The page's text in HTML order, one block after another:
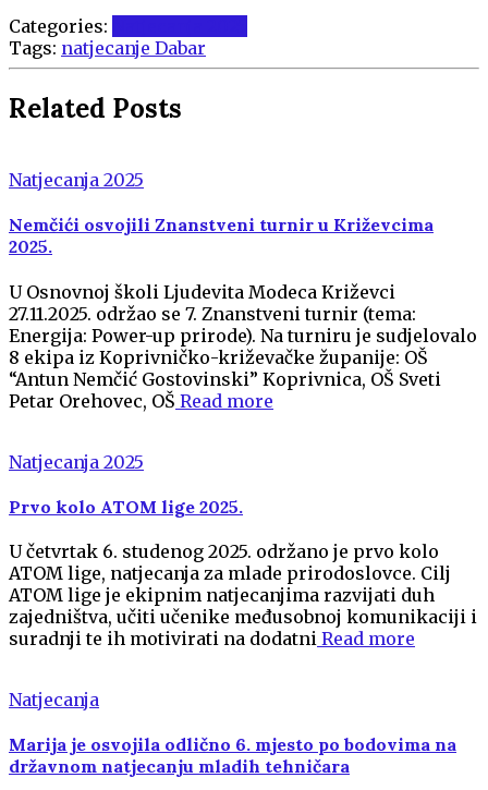
Categories:
Tags: natjecanje Dabar
Related Posts
Natjecanja 2025
Nemčići osvojili Znanstveni turnir u Križevcima
2025.
U Osnovnoj školi Ljudevita Modeca Križevci
27.11.2025. održao se 7. Znanstveni turnir (tema:
Energija: Power-up prirode). Na turniru je sudjelovalo
8 ekipa iz Koprivničko-križevačke županije: OŠ
“Antun Nemčić Gostovinski” Koprivnica, OŠ Sveti
Petar Orehovec, OŠ Read more
Natjecanja 2025
Prvo kolo ATOM lige 2025.
U četvrtak 6. studenog 2025. održano je prvo kolo
ATOM lige, natjecanja za mlade prirodoslovce. Cilj
ATOM lige je ekipnim natjecanjima razvijati duh
zajedništva, učiti učenike međusobnoj komunikaciji i
suradnji te ih motivirati na dodatni Read more
Natjecanja
Marija je osvojila odlično 6. mjesto po bodovima na
državnom natjecanju mladih tehničara